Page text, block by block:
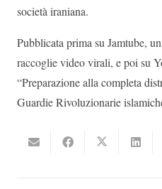
società iraniana.
Pubblicata prima su Jamtube,
raccoglie video virali, e poi su
“Preparazione alla completa
Guardie Rivoluzionarie